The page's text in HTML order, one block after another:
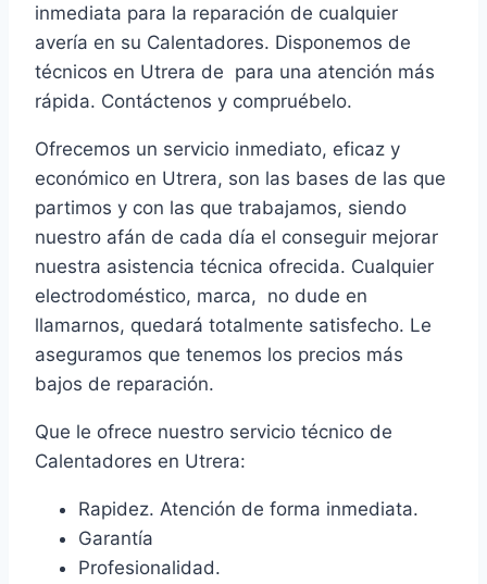
inmediata para la reparación de cualquier
avería en su Calentadores. Disponemos de
técnicos en Utrera de para una atención más
rápida. Contáctenos y compruébelo.
Ofrecemos un servicio inmediato, eficaz y
económico en Utrera, son las bases de las que
partimos y con las que trabajamos, siendo
nuestro afán de cada día el conseguir mejorar
nuestra asistencia técnica ofrecida. Cualquier
electrodoméstico, marca, no dude en
llamarnos, quedará totalmente satisfecho. Le
aseguramos que tenemos los precios más
bajos de reparación.
Que le ofrece nuestro servicio técnico de
Calentadores en Utrera:
Rapidez. Atención de forma inmediata.
Garantía
Profesionalidad.